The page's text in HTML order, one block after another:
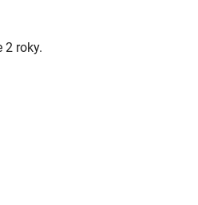
2 roky.